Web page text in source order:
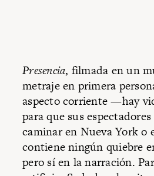
Presencia, filmada en un
metraje en primera
aspecto corriente —hay
para que sus
caminar en Nueva York
contiene ningún quiebre
pero sí en la narración.